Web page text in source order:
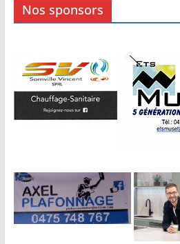
Nos sponsors